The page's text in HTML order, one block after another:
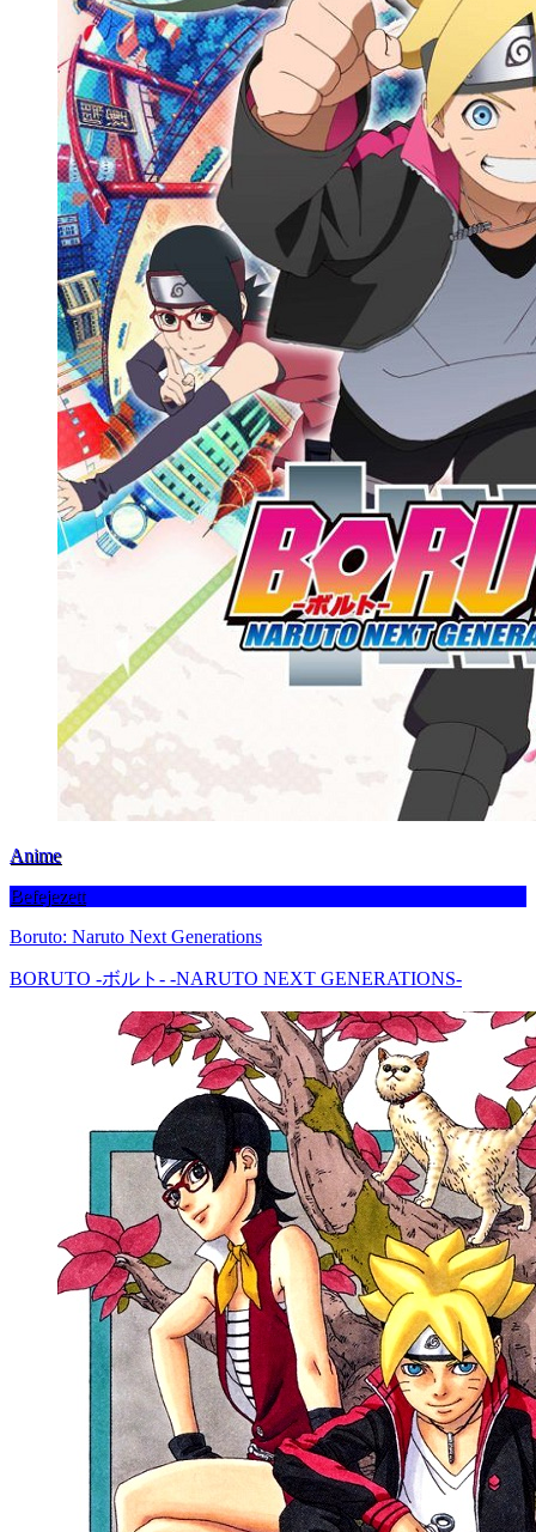
Anime
Befejezett
Boruto: Naruto Next Generations
BORUTO -ボルト- -NARUTO NEXT GENERATIONS-